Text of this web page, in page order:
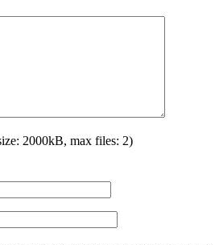
2000kB, max files: 2)